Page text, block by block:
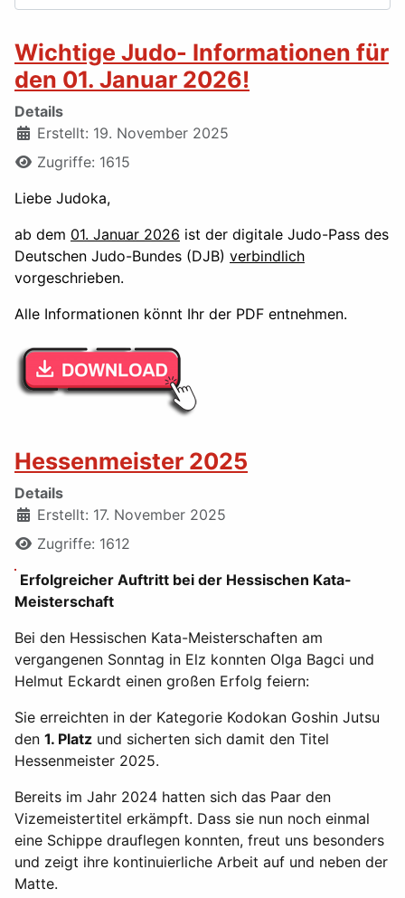
Wichtige Judo- Informationen für
den 01. Januar 2026!
Details
Erstellt: 19. November 2025
Zugriffe: 1615
Liebe Judoka,
ab dem 01. Januar 2026 ist der digitale Judo-Pass des
Deutschen Judo-Bundes (DJB) verbindlich
vorgeschrieben.
Alle Informationen könnt Ihr der PDF entnehmen.
Hessenmeister 2025
Details
Erstellt: 17. November 2025
Zugriffe: 1612
Erfolgreicher Auftritt bei der Hessischen Kata-
Meisterschaft
Bei den Hessischen Kata-Meisterschaften am
vergangenen Sonntag in Elz konnten Olga Bagci und
Helmut Eckardt einen großen Erfolg feiern:
Sie erreichten in der Kategorie Kodokan Goshin Jutsu
den 1. Platz und sicherten sich damit den Titel
Hessenmeister 2025.
Bereits im Jahr 2024 hatten sich das Paar den
Vizemeistertitel erkämpft. Dass sie nun noch einmal
eine Schippe drauflegen konnten, freut uns besonders
und zeigt ihre kontinuierliche Arbeit auf und neben der
Matte.